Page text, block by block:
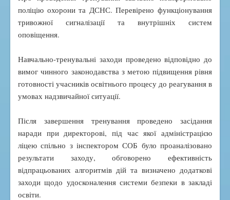
поліцію охорони та ДСНС. Перевірено функціонування
тривожної сигналізації та внутрішніх систем
оповіщення.
Навчально-тренувальні заходи проведено відповідно до
вимог чинного законодавства з метою підвищення рівня
готовності учасників освітнього процесу до реагування в
умовах надзвичайної ситуації.
Після завершення тренування проведено засідання
наради при директорові, під час якої адміністрацією
ліцею спільно з інспектором СОБ було проаналізовано
результати заходу, обговорено ефективність
відпрацьованих алгоритмів дій та визначено додаткові
заходи щодо удосконалення системи безпеки в закладі
освіти.